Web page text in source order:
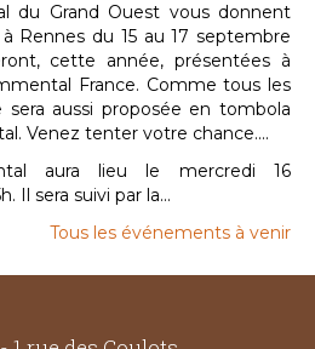
du Grand Ouest vous donnent
Rennes du 15 au 17 septembre
cette année, présentées à
France. Comme tous les
aussi proposée en tombola
Venez tenter votre chance....
aura lieu le mercredi 16
Il sera suivi par la...
Tous les événements à venir